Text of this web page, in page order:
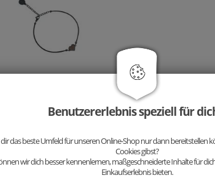
42.9 €
In den Warenkorb
Benutzererlebnis speziell für
das beste Umfeld für unseren Online-Shop nur dann bereitstellen
Cookies gibst?
wir dich besser kennenlernen, maßgeschneiderte Inhalte für
Einkaufserlebnis bieten.